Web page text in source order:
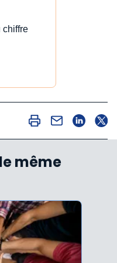
chiffre
même